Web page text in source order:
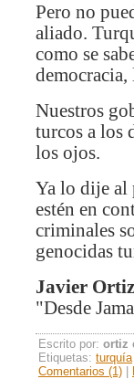
Pero no
aliado.
como se
Nuestros
turcos a los
los ojos.
Ya lo dije al
estén en
criminales
genocidas
Javier Ortiz
"Desde
Escrito por: ortiz
Etiquetas: turquía
Comentarios (1)